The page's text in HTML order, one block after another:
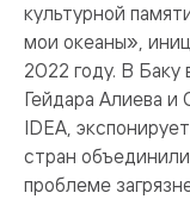
культурной
мои океаны»,
2022 году. В Баку
Гейдара Алиева
IDEA,
стран
проблеме